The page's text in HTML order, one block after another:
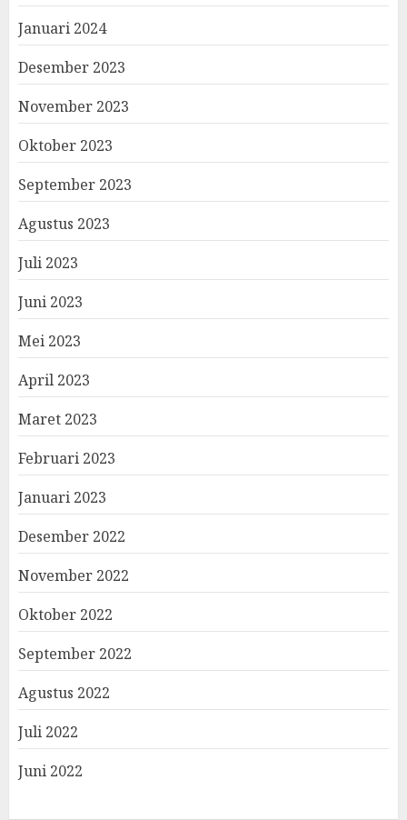
Januari 2024
Desember 2023
November 2023
Oktober 2023
September 2023
Agustus 2023
Juli 2023
Juni 2023
Mei 2023
April 2023
Maret 2023
Februari 2023
Januari 2023
Desember 2022
November 2022
Oktober 2022
September 2022
Agustus 2022
Juli 2022
Juni 2022